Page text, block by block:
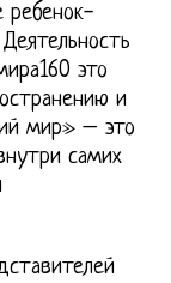
ребенок-
это
и
мир» – это
самих